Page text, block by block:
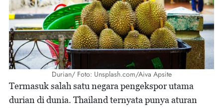
Durian/ Foto: Unsplash.com/Aiva Apsite
Termasuk salah satu negara pengekspor utama
durian di dunia. Thailand ternyata punya aturan